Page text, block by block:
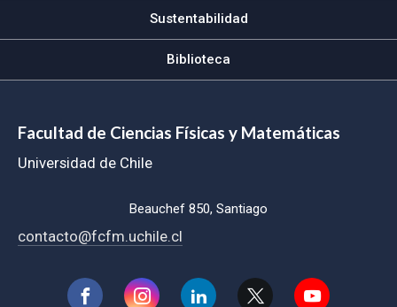
Sustentabilidad
Biblioteca
Facultad de Ciencias Físicas y Matemáticas
Universidad de Chile
Beauchef 850, Santiago
contacto@fcfm.uchile.cl